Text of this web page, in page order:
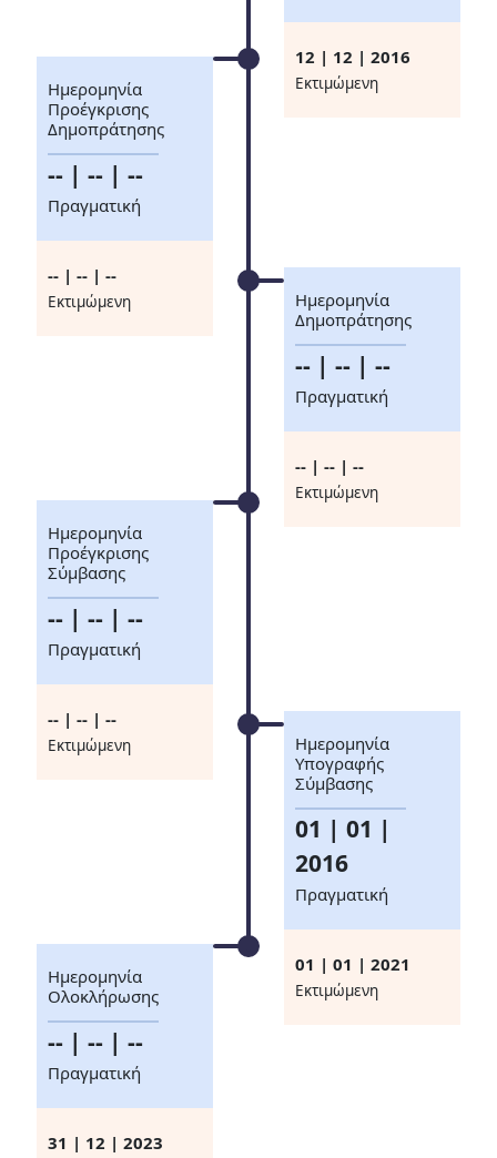
12 | 12 | 2016
Eκτιμώμενη
Ημερομηνία
Προέγκρισης
Δημοπράτησης
-- | -- | --
Πραγματική
-- | -- | --
Eκτιμώμενη
Ημερομηνία
Δημοπράτησης
-- | -- | --
Πραγματική
-- | -- | --
Eκτιμώμενη
Ημερομηνία
Προέγκρισης
Σύμβασης
-- | -- | --
Πραγματική
-- | -- | --
Eκτιμώμενη
Ημερομηνία
Υπογραφής
Σύμβασης
01 | 01 |
2016
Πραγματική
01 | 01 | 2021
Eκτιμώμενη
Ημερομηνία
Ολοκλήρωσης
-- | -- | --
Πραγματική
31 | 12 | 2023